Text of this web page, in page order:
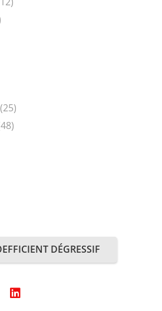
(25)
DÉGRESSIF